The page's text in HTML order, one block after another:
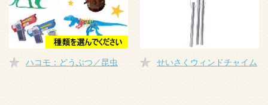
ハコモ：どうぶつ／昆虫 せいさくウィンドチャイム